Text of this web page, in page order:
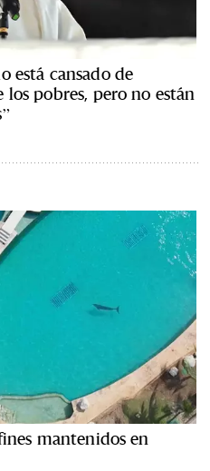
está cansado de
pobres, pero no están
mantenidos en